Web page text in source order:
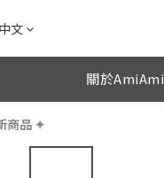
文
關於AmiAmi
商品 ✦